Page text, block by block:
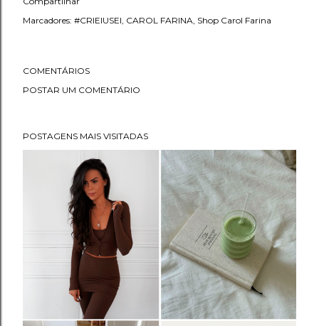
Marcadores: #CRIEIUSEI CAROL FARINA Shop Carol Farina
COMENTÁRIOS
POSTAR UM COMENTÁRIO
POSTAGENS MAIS VISITADAS